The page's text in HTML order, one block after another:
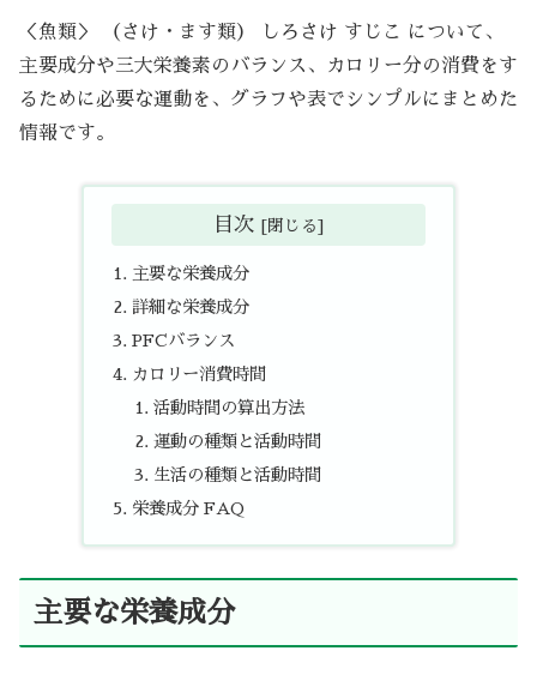
＜魚類＞ （さけ・ます類） しろさけ すじこ について、
主要成分や三大栄養素のバランス、カロリー分の消費をす
るために必要な運動を、グラフや表でシンプルにまとめた
情報です。
目次
主要な栄養成分
詳細な栄養成分
PFCバランス
カロリー消費時間
活動時間の算出方法
運動の種類と活動時間
生活の種類と活動時間
栄養成分 FAQ
主要な栄養成分